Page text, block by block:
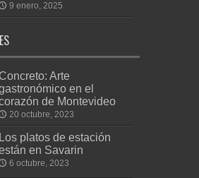
9 enero, 2025
Concreto: Arte
en el
de Montevideo
20 octubre, 2023
Los platos de estación
en Savarin
6 octubre, 2023